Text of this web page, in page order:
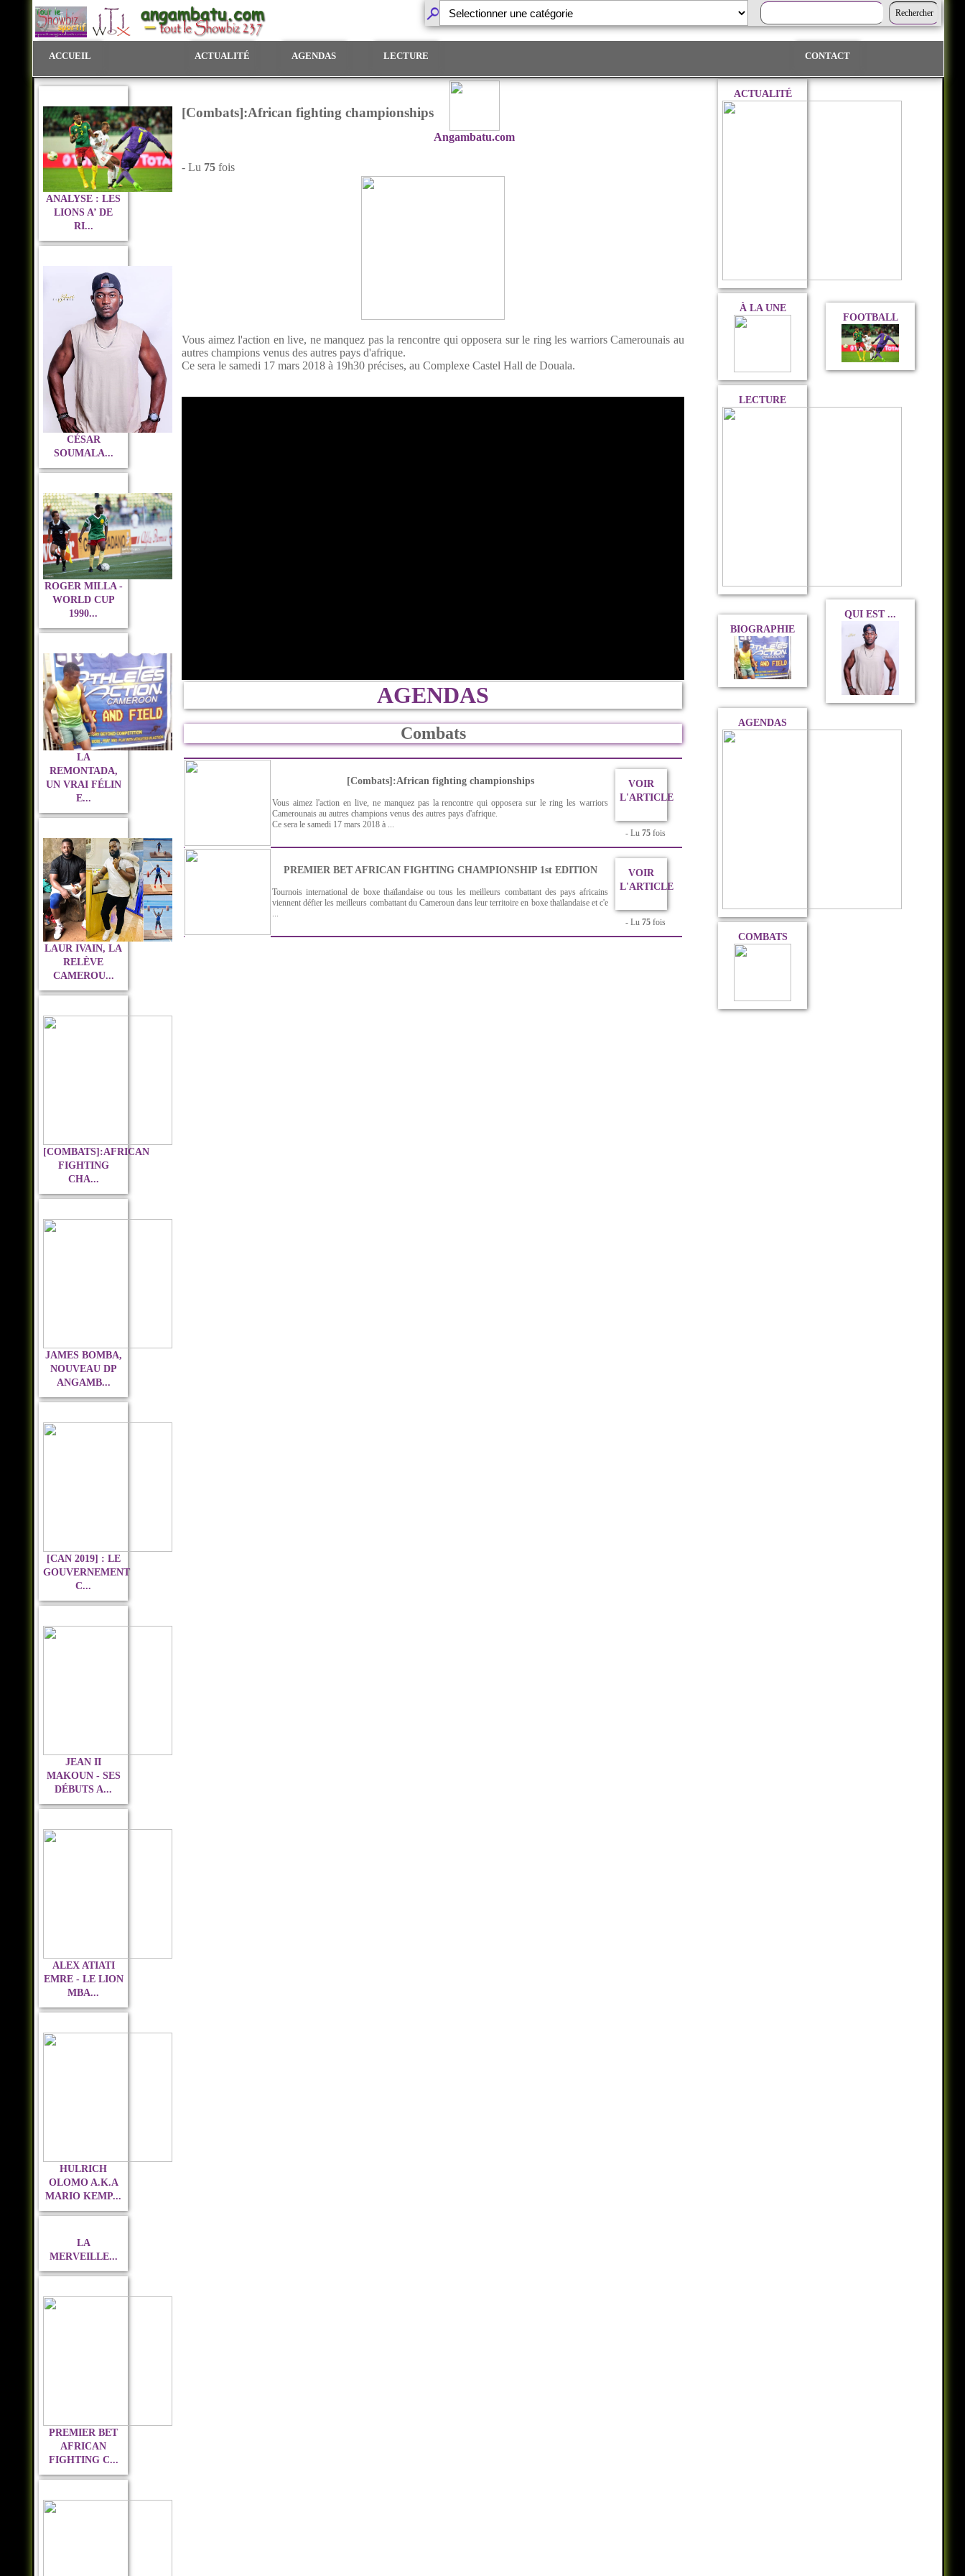
ACCUEIL ACTUALITÉ AGENDAS LECTURE CONTACT
ANALYSE : LES
LIONS A’ DE
RI...
CÉSAR
SOUMALA...
ROGER MILLA -
WORLD CUP
1990...
LA
REMONTADA,
UN VRAI FÉLIN
E...
LAUR IVAIN, LA
RELÈVE
CAMEROU...
[COMBATS]:AFRICAN
FIGHTING
CHA...
JAMES BOMBA,
NOUVEAU DP
ANGAMB...
[CAN 2019] : LE
GOUVERNEMENT
C...
JEAN II
MAKOUN - SES
DÉBUTS A...
ALEX ATIATI
EMRE - LE LION
MBA...
HULRICH
OLOMO A.K.A
MARIO KEMP...
LA
MERVEILLE...
PREMIER BET
AFRICAN
FIGHTING C...
[Combats]:African fighting championships
Angambatu.com
- Lu 75 fois
Vous aimez l'action en live, ne manquez pas la rencontre qui opposera sur le ring les warriors Camerounais au
autres champions venus des autres pays d'afrique.
Ce sera le samedi 17 mars 2018 à 19h30 précises, au Complexe Castel Hall de Douala.
AGENDAS
Combats
[Combats]:African fighting championships
Vous aimez l'action en live, ne manquez pas la rencontre qui opposera sur le ring les warriors
Camerounais au autres champions venus des autres pays d'afrique.
Ce sera le samedi 17 mars 2018 à ...
VOIR
L'ARTICLE
- Lu 75 fois
PREMIER BET AFRICAN FIGHTING CHAMPIONSHIP 1st EDITION
Tournois international de boxe thaïlandaise ou tous les meilleurs combattant des pays africains
viennent défier les meilleurs combattant du Cameroun dans leur territoire en boxe thaïlandaise et c'e
...
VOIR
L'ARTICLE
- Lu 75 fois
ACTUALITÉ
À LA UNE
FOOTBALL
LECTURE
BIOGRAPHIE
QUI EST ...
AGENDAS
COMBATS